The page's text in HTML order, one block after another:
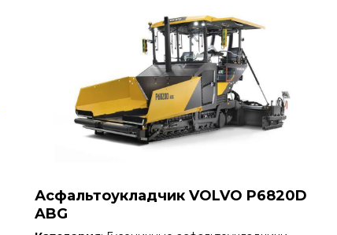
Асфальтоукладчик VOLVO P6820D
ABG